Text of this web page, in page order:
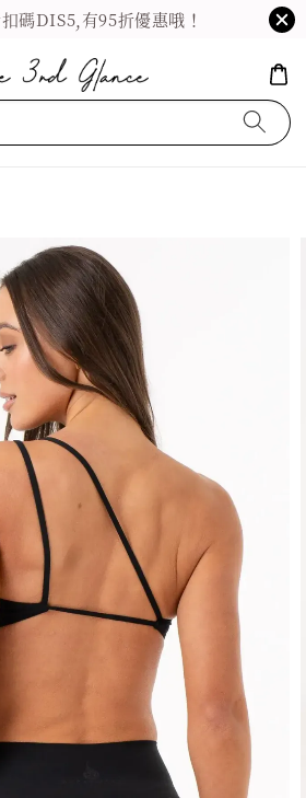
碼DIS5,有95折優惠哦！